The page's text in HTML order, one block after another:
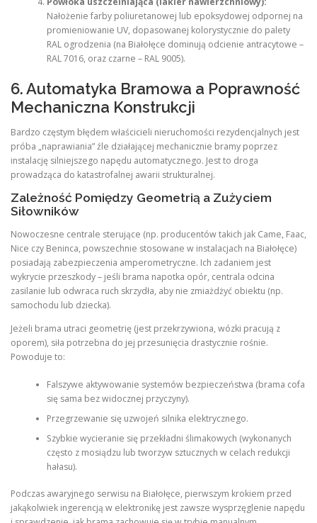
Nałożenie farby poliuretanowej lub epoksydowej odpornej na
promieniowanie UV, dopasowanej kolorystycznie do palety
RAL ogrodzenia (na Białołęce dominują odcienie antracytowe –
RAL 7016, oraz czarne – RAL 9005).
6. Automatyka Bramowa a Poprawność
Mechaniczna Konstrukcji
Bardzo częstym błędem właścicieli nieruchomości rezydencjalnych jest
próba „naprawiania” źle działającej mechanicznie bramy poprzez
instalację silniejszego napędu automatycznego. Jest to droga
prowadząca do katastrofalnej awarii strukturalnej.
Zależność Pomiędzy Geometrią a Zużyciem
Siłowników
Nowoczesne centrale sterujące (np. producentów takich jak Came, Faac,
Nice czy Beninca, powszechnie stosowane w instalacjach na Białołęce)
posiadają zabezpieczenia amperometryczne. Ich zadaniem jest
wykrycie przeszkody – jeśli brama napotka opór, centrala odcina
zasilanie lub odwraca ruch skrzydła, aby nie zmiażdżyć obiektu (np.
samochodu lub dziecka).
Jeżeli brama utraci geometrię (jest przekrzywiona, wózki pracują z
oporem), siła potrzebna do jej przesunięcia drastycznie rośnie.
Powoduje to:
Falszywe aktywowanie systemów bezpieczeństwa (brama cofa
się sama bez widocznej przyczyny).
Przegrzewanie się uzwojeń silnika elektrycznego.
Szybkie wycieranie się przekładni ślimakowych (wykonanych
często z mosiądzu lub tworzyw sztucznych w celach redukcji
hałasu).
Podczas awaryjnego serwisu na Białołęce, pierwszym krokiem przed
jakąkolwiek ingerencją w elektronikę jest zawsze wysprzęglenie napędu